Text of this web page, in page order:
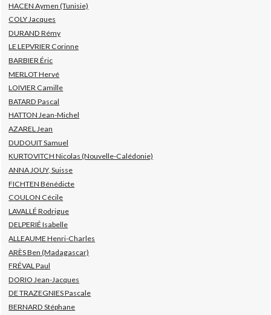
HACEN Aymen (Tunisie)
COLY Jacques
DURAND Rémy
LE LEPVRIER Corinne
BARBIER Éric
MERLOT Hervé
LOIVIER Camille
BATARD Pascal
HATTON Jean-Michel
AZAREL Jean
DUDOUIT Samuel
KURTOVITCH Nicolas (Nouvelle-Calédonie)
ANNA JOUY, Suisse
FICHTEN Bénédicte
COULON Cécile
LAVALLÉ Rodrigue
DELPERIÉ Isabelle
ALLEAUME Henri-Charles
ARÈS Ben (Madagascar)
FRÉVAL Paul
DORIO Jean-Jacques
DE TRAZEGNIES Pascale
BERNARD Stéphane